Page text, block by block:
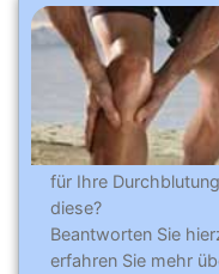
für Ihre
diese?
Beantworten Sie
erfahren Sie mehr